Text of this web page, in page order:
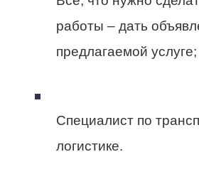
работы – дать
предлагаемой услуге;
Специалист по
логистике.